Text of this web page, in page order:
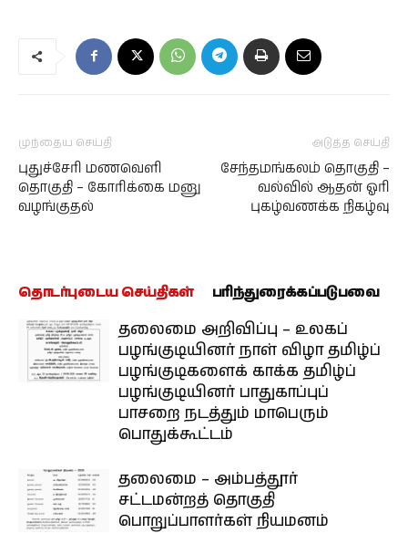
முந்தைய செய்தி
புதுச்சேரி மணவெளி
தொகுதி – கோரிக்கை மனு
வழங்குதல்
அடுத்த செய்தி
சேந்தமங்கலம் தொகுதி –
வல்வில் ஆதன் ஓரி
புகழ்வணக்க நிகழ்வு
தொடர்புடைய செய்திகள் பரிந்துரைக்கப்படுபவை
தலைமை அறிவிப்பு – உலகப்
பழங்குடியினர் நாள் விழா தமிழ்ப்
பழங்குடிகளைக் காக்க தமிழ்ப்
பழங்குடியினர் பாதுகாப்புப்
பாசறை நடத்தும் மாபெரும்
பொதுக்கூட்டம்
தலைமை – அம்பத்தூர்
சட்டமன்றத் தொகுதி
பொறுப்பாளர்கள் நியமனம்